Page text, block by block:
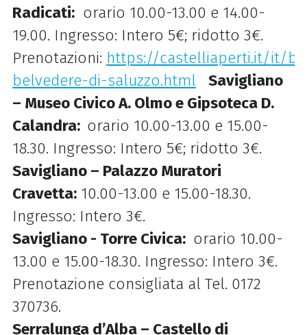
Radicati: orario 10.00-13.00 e 14.00-
19.00. Ingresso: Intero 5€; ridotto 3€.
Prenotazioni: https://castelliaperti.it/it/
belvedere-di-saluzzo.html
Savigliano
– Museo Civico A. Olmo e Gipsoteca D.
Calandra: orario 10.00-13.00 e 15.00-
18.30. Ingresso: Intero 5€; ridotto 3€.
Savigliano – Palazzo Muratori
Cravetta: 10.00-13.00 e 15.00-18.30.
Ingresso: Intero 3€.
Savigliano - Torre Civica: orario 10.00-
13.00 e 15.00-18.30. Ingresso: Intero 3€.
Prenotazione consigliata al Tel. 0172
370736.
Serralunga d’Alba – Castello di